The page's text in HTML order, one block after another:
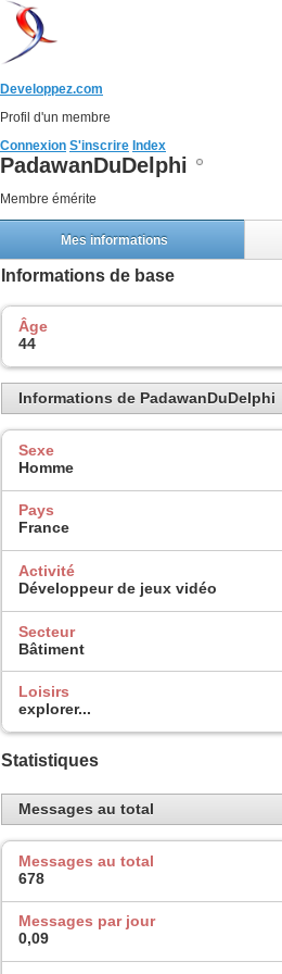
Developpez.com
Profil d'un membre
Connexion S'inscrire Index
PadawanDuDelphi
Membre émérite
Mes informations
Informations de base
Âge
44
Informations de PadawanDuDelphi
Sexe
Homme
Pays
France
Activité
Développeur de jeux vidéo
Secteur
Bâtiment
Loisirs
explorer...
Statistiques
Messages au total
Messages au total
678
Messages par jour
0,09